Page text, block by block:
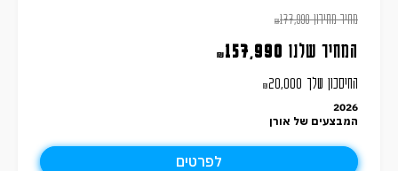
מחיר מחירון ₪177,990
המחיר שלנו ₪157,990
החיסכון שלך ₪20,000
2026
המבצעים של אורן
לפרטים